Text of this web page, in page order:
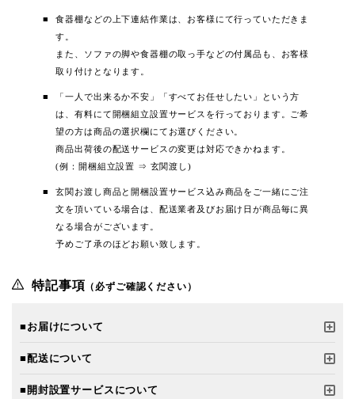
食器棚などの上下連結作業は、お客様にて行っていただきま
す。
また、ソファの脚や食器棚の取っ手などの付属品も、お客様
取り付けとなります。
「一人で出来るか不安」「すべてお任せしたい」という方
は、有料にて開梱組立設置サービスを行っております。ご希
望の方は商品の選択欄にてお選びください。
商品出荷後の配送サービスの変更は対応できかねます。
(例：開梱組立設置 ⇒ 玄関渡し)
玄関お渡し商品と開梱設置サービス込み商品をご一緒にご注
文を頂いている場合は、配送業者及びお届け日が商品毎に異
なる場合がございます。
予めご了承のほどお願い致します。
特記事項 （必ずご確認ください）
■お届けについて
■配送について
■開封設置サービスについて